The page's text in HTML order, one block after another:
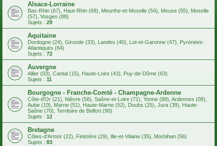
Alsace-Lorraine
Bas-Rhin (67), Haut-Rhin (68), Meurthe-et-Moselle (54), Meuse (55), Moselle
(57), Vosges (88)
Sujets : 29
Aquitaine
Dordogne (24), Gironde (33), Landes (40), Lot-et-Garonne (47), Pyrénées-
Atlantiques (64)
Sujets : 72
Auvergne
Allier (03), Cantal (15), Haute-Loire (43), Puy-de-Dôme (63)
Sujets : 11
Bourgogne - Franche-Comté - Champagne-Ardenne
Côte-d'Or (21), Nièvre (58), Saône-et-Loire (71), Yonne (89), Ardennes (08),
Aube (10), Marne (51), Haute-Marne (52), Doubs (25), Jura (39), Haute-
Saône (70), Territoire de Belfort (90)
Sujets : 12
Bretagne
Côtes-d'Armor (22), Finistère (29), Ille-et-Vilaine (35), Morbihan (56)
Sujets : 83